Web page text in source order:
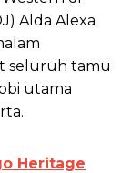
Alda Alexa
seluruh tamu
utama
Heritage